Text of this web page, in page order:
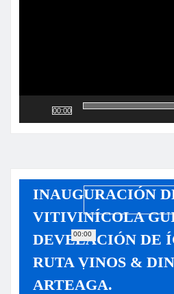
00:00
00:00
INAUGURACIÓN
VITIVINÍCOLA
DEVELACIÓN DE
RUTA VINOS &
ARTEAGA.